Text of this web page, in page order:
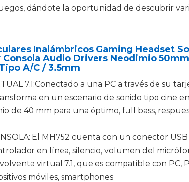
dándote la oportunidad de descubrir
Inalámbricos Gaming Headset
Consola Audio Drivers Neodimio
A/C / 3.5mm
7.1:Conectado a una PC a través de su
en un escenario de sonido tipo cine
de 40 mm para una óptimo, full bass,
El MH752 cuenta con un conector
en línea, silencio, volumen del
virtual 7.1, que es compatible con PC,
móviles, smartphones